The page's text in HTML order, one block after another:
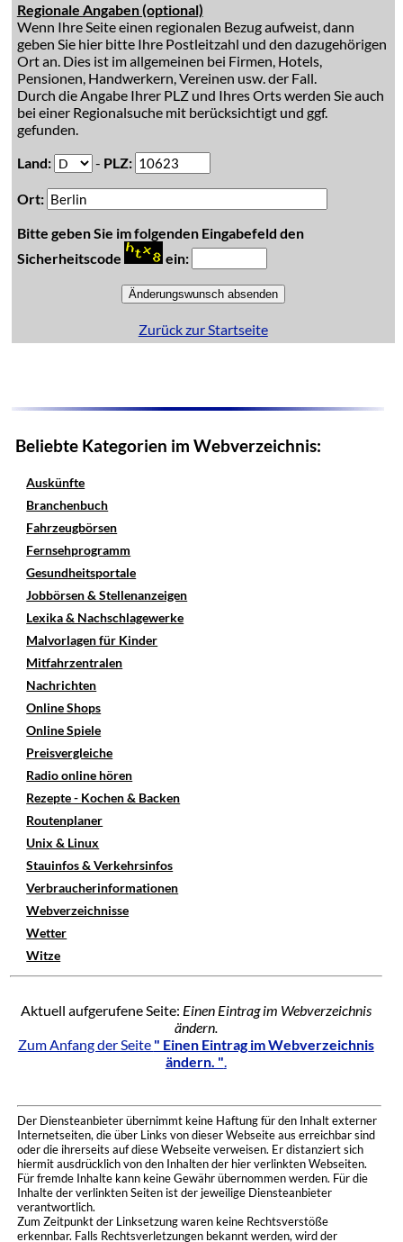
Regionale Angaben (optional)
Wenn Ihre Seite einen regionalen Bezug aufweist, dann
geben Sie hier bitte Ihre Postleitzahl und den dazugehörigen
Ort an. Dies ist im allgemeinen bei Firmen, Hotels,
Pensionen, Handwerkern, Vereinen usw. der Fall.
Durch die Angabe Ihrer PLZ und Ihres Orts werden Sie auch
bei einer Regionalsuche mit berücksichtigt und ggf.
gefunden.
Land:
- PLZ:
Ort:
Bitte geben Sie im folgenden Eingabefeld den
Sicherheitscode
ein:
Zurück zur Startseite
Beliebte Kategorien im Webverzeichnis:
Auskünfte
Branchenbuch
Fahrzeugbörsen
Fernsehprogramm
Gesundheitsportale
Jobbörsen & Stellenanzeigen
Lexika & Nachschlagewerke
Malvorlagen für Kinder
Mitfahrzentralen
Nachrichten
Online Shops
Online Spiele
Preisvergleiche
Radio online hören
Rezepte - Kochen & Backen
Routenplaner
Unix & Linux
Stauinfos & Verkehrsinfos
Verbraucherinformationen
Webverzeichnisse
Wetter
Witze
Aktuell aufgerufene Seite: Einen Eintrag im Webverzeichnis
ändern.
Zum Anfang der Seite " Einen Eintrag im Webverzeichnis
ändern. ".
Der Diensteanbieter übernimmt keine Haftung für den Inhalt externer
Internetseiten, die über Links von dieser Webseite aus erreichbar sind
oder die ihrerseits auf diese Webseite verweisen. Er distanziert sich
hiermit ausdrücklich von den Inhalten der hier verlinkten Webseiten.
Für fremde Inhalte kann keine Gewähr übernommen werden. Für die
Inhalte der verlinkten Seiten ist der jeweilige Diensteanbieter
verantwortlich.
Zum Zeitpunkt der Linksetzung waren keine Rechtsverstöße
erkennbar. Falls Rechtsverletzungen bekannt werden, wird der